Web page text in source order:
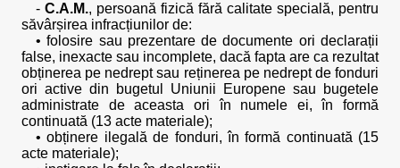
- C.A.M., persoană fizică fără calitate specială, pentru
săvârșirea infracțiunilor de:
• folosire sau prezentare de documente ori declarații
false, inexacte sau incomplete, dacă fapta are ca rezultat
obținerea pe nedrept sau reținerea pe nedrept de fonduri
ori active din bugetul Uniunii Europene sau bugetele
administrate de aceasta ori în numele ei, în formă
continuată (13 acte materiale);
• obținere ilegală de fonduri, în formă continuată (15
acte materiale);